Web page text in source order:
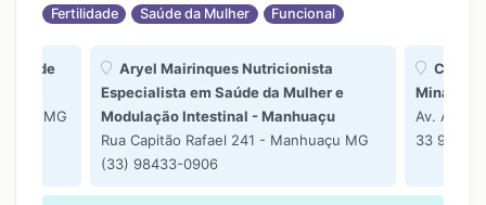
18:00
Fertilidade
Saúde da Mulher Funcional
de
MG
Aryel Mairinques Nutricionista
Especialista em Saúde da Mulher e
Modulação Intestinal - Manhuaçu
Rua Capitão Rafael 241 - Manhuaçu MG
(33) 98433-0906
Clínica
Minas
Av.
33 9